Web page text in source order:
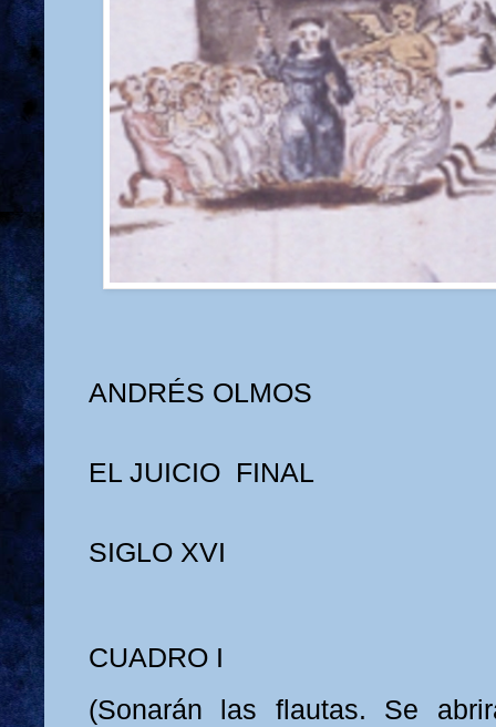
ANDRÉS OLMOS
EL JUICIO FINAL
SIGLO XVI
CUADRO I
(Sonarán las flautas. Se